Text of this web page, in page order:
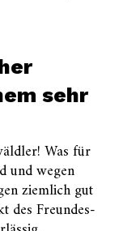
sehr
Was für
und wegen
ziemlich gut
des Freundes-